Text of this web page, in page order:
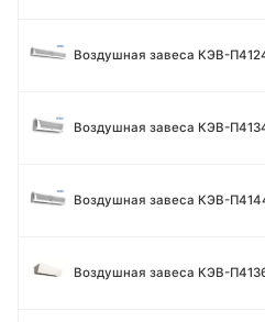
Воздушная завеса КЭВ-
Воздушная завеса КЭВ-
Воздушная завеса КЭВ-
Воздушная завеса КЭВ-